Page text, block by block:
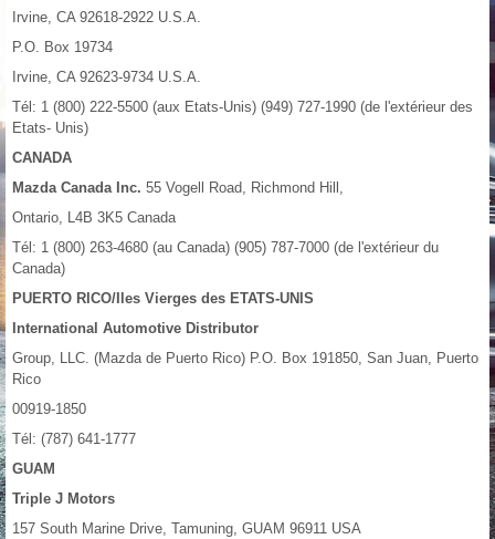
Irvine, CA 92618-2922 U.S.A.
P.O. Box 19734
Irvine, CA 92623-9734 U.S.A.
Tél: 1 (800) 222-5500 (aux Etats-Unis) (949) 727-1990 (de l'extérieur des
Etats- Unis)
CANADA
Mazda Canada Inc. 55 Vogell Road, Richmond Hill,
Ontario, L4B 3K5 Canada
Tél: 1 (800) 263-4680 (au Canada) (905) 787-7000 (de l'extérieur du
Canada)
PUERTO RICO/Iles Vierges des ETATS-UNIS
International Automotive Distributor
Group, LLC. (Mazda de Puerto Rico) P.O. Box 191850, San Juan, Puerto
Rico
00919-1850
Tél: (787) 641-1777
GUAM
Triple J Motors
157 South Marine Drive, Tamuning, GUAM 96911 USA